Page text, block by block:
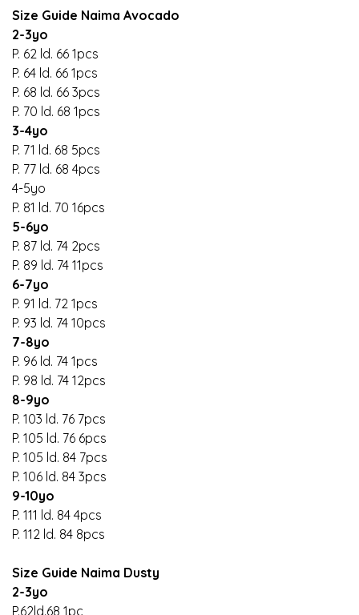
Size Guide Naima Avocado
2-3yo
P. 62 ld. 66 1pcs
P. 64 ld. 66 1pcs
P. 68 ld. 66 3pcs
P. 70 ld. 68 1pcs
3-4yo
P. 71 ld. 68 5pcs
P. 77 ld. 68 4pcs
4-5yo
P. 81 ld. 70 16pcs
5-6yo
P. 87 ld. 74 2pcs
P. 89 ld. 74 11pcs
6-7yo
P. 91 ld. 72 1pcs
P. 93 ld. 74 10pcs
7-8yo
P. 96 ld. 74 1pcs
P. 98 ld. 74 12pcs
8-9yo
P. 103 ld. 76 7pcs
P. 105 ld. 76 6pcs
P. 105 ld. 84 7pcs
P. 106 ld. 84 3pcs
9-10yo
P. 111 ld. 84 4pcs
P. 112 ld. 84 8pcs
Size Guide Naima Dusty
2-3yo
P.62ld.68 1pc